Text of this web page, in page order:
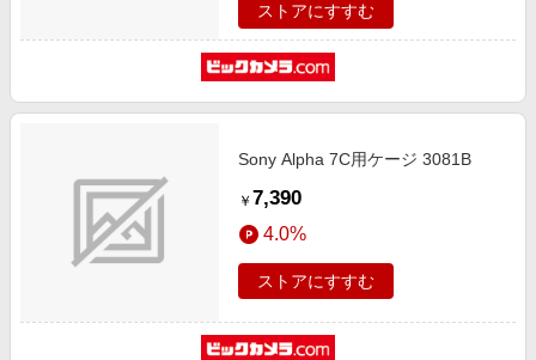
ストアにすすむ
Sony Alpha 7C用ケージ 3081B
￥ 7,390
4.0%
ストアにすすむ